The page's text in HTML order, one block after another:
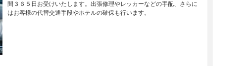
間３６５日お受けいたします。出張修理やレッカーなどの手配、さらに
はお客様の代替交通手段やホテルの確保も行います。